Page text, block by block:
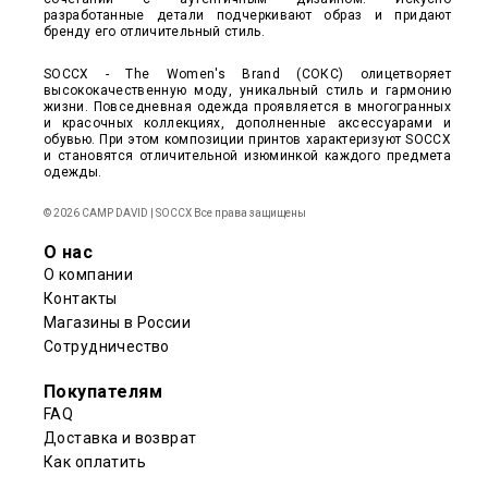
разработанные детали подчеркивают образ и придают
бренду его отличительный стиль.
SOCCX - The Women's Brand (СОКС) олицетворяет
высококачественную моду, уникальный стиль и гармонию
жизни. Повседневная одежда проявляется в многогранных
и красочных коллекциях, дополненные аксессуарами и
обувью. При этом композиции принтов характеризуют SOCCX
и становятся отличительной изюминкой каждого предмета
одежды.
© 2026 CAMP DAVID | SOCCX Все права защищены
О нас
О компании
Контакты
Магазины в России
Сотрудничество
Покупателям
FAQ
Доставка и возврат
Как оплатить